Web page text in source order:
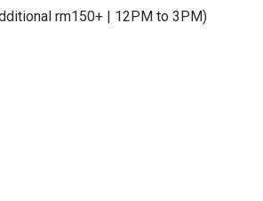
rm150+ | 12PM to 3PM)